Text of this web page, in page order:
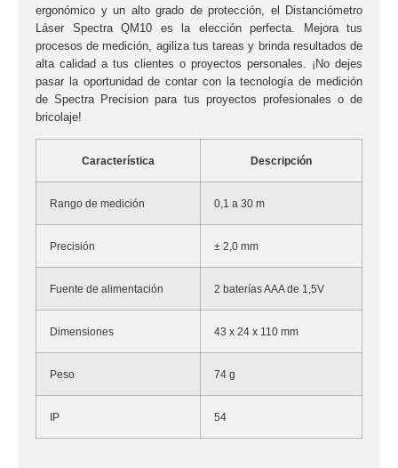
ergonómico y un alto grado de protección, el
Distanciómetro
Láser Spectra QM10 es la elección perfecta. Mejora tus
procesos de medición, agiliza tus tareas y brinda resultados de
alta calidad a tus clientes o proyectos personales. ¡No dejes
pasar la oportunidad de contar con la tecnología de medición
de Spectra Precision para tus proyectos profesionales o de
bricolaje!
Característica Descripción
Rango de medición 0,1 a 30 m
Precisión ± 2,0 mm
Fuente de alimentación 2 baterías AAA de 1,5V
Dimensiones 43 x 24 x 110 mm
Peso 74 g
IP 54